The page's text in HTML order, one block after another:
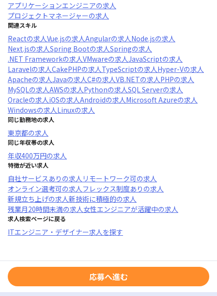
アプリケーションエンジニアの求人
プロジェクトマネージャーの求人
関連スキル
Reactの求人Vue.jsの求人Angularの求人Node.jsの求人
Next.jsの求人Spring Bootの求人Springの求人
.NET Frameworkの求人VMwareの求人JavaScriptの求人
Laravelの求人CakePHPの求人TypeScriptの求人Hyper-Vの求人
Apacheの求人Javaの求人C#の求人VB.NETの求人PHPの求人
MySQLの求人AWSの求人Pythonの求人SQL Serverの求人
Oracleの求人iOSの求人Androidの求人Microsoft Azureの求人
Windowsの求人Linuxの求人
同じ勤務地の求人
東京都の求人
同じ年収帯の求人
年収400万円の求人
特徴が近い求人
自社サービスあり の求人 リモートワーク可の求人
オンライン選考可の求人フレックス制度あり の求人
新規立ち上げの求人新技術に積極的の求人
残業月20時間未満の求人女性エンジニアが活躍中の求人
求人検索ページに戻る
ITエンジニア・デザイナー求人を探す
応募へ進む